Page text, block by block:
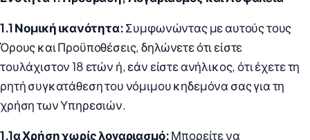
1.1 Νομική ικανότητα:Συμφωνώντας με αυτούς τους
Όρους και Προϋποθέσεις, δηλώνετε ότι είστε
τουλάχιστον 18 ετών ή, εάν είστε ανήλικος, ότι έχετε τη
ρητή συγκατάθεση του νόμιμου κηδεμόνα σας για τη
χρήση των Υπηρεσιών.
1.1α Χρήση χωρίς λογαριασμό:Μπορείτε να